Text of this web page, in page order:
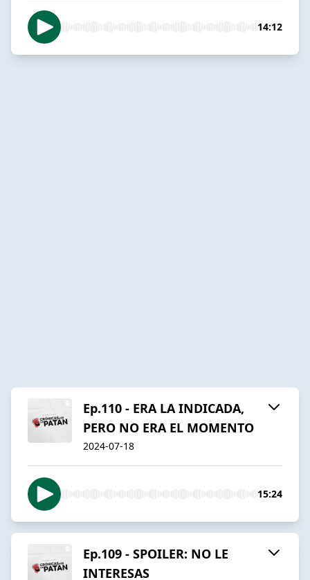
14:12
Ep.110 - ERA LA INDICADA,
PERO NO ERA EL MOMENTO
2024-07-18
15:24
Ep.109 - SPOILER: NO LE
INTERESAS